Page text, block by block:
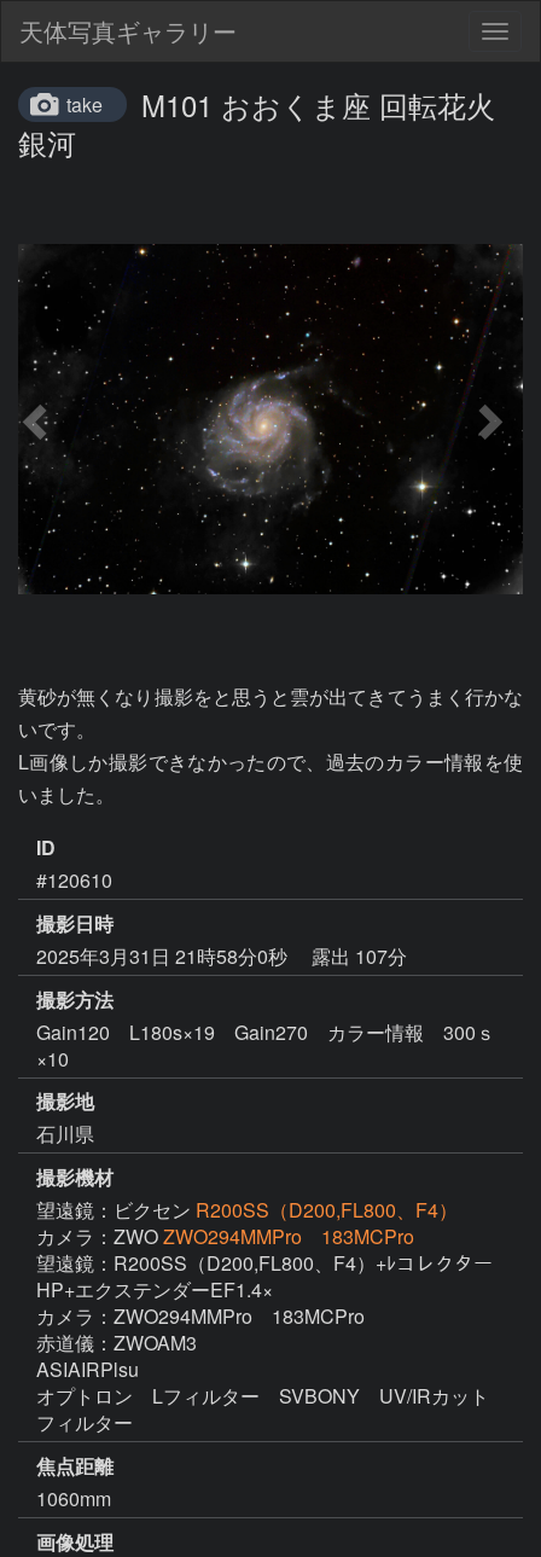
天体写真ギャラリー
take
M101 おおくま座 回転花火
銀河
黄砂が無くなり撮影をと思うと雲が出てきてうまく行かな
いです。
L画像しか撮影できなかったので、過去のカラー情報を使
いました。
ID
#120610
撮影日時
2025年3月31日 21時58分0秒
露出 107分
撮影方法
Gain120 L180s×19 Gain270 カラー情報 300ｓ
×10
撮影地
石川県
撮影機材
望遠鏡：ビクセン R200SS（D200,FL800、F4）
カメラ：ZWOZWO294MMPro 183MCPro
望遠鏡：R200SS（D200,FL800、F4）+ﾚコレクター
HP+エクステンダーEF1.4×
カメラ：ZWO294MMPro　183MCPro
赤道儀：ZWOAM3
ASIAIRPlsu
オプトロン　Lフィルター　SVBONY　UV/IRカット
焦点距離
1060mm
画像処理